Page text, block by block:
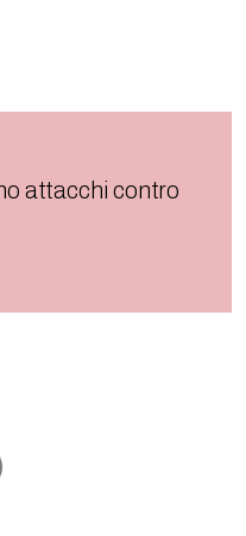
attacchi contro